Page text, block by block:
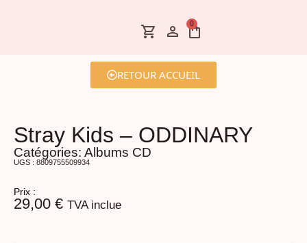
0
RETOUR ACCUEIL
Stray Kids – ODDINARY
Catégories: Albums CD
UGS : 8809755509934
Prix :
29,00 € TVA inclue